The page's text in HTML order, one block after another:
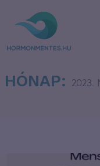
HÓNAP: 2023.